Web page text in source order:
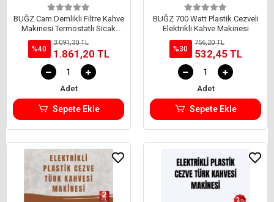
BUĞZ Cam Demlikli Filtre Kahve
Makinesi Termostatlı Sıcak
Tutma Sistemli
%40
3.091,30 TL
1.861,20 TL
Adet
Sepete Ekle
BUĞZ 700 Watt Plastik Cezveli
Elektrikli Kahve Makinesi
%30
756,20 TL
532,45 TL
Adet
Sepete Ekle